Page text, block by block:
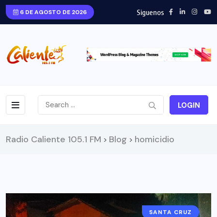
6 DE AGOSTO DE 2026 Siguenos
LOGIN
Radio Caliente 105.1 FM > Blog > homicidio
SANTA CRUZ